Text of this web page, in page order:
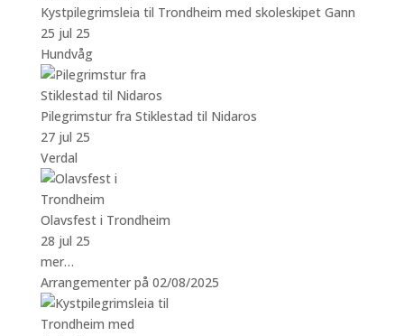
Kystpilegrimsleia til Trondheim med skoleskipet Gann
25 jul 25
Hundvåg
Pilegrimstur fra Stiklestad til Nidaros
27 jul 25
Verdal
Olavsfest i Trondheim
28 jul 25
mer…
Arrangementer på 02/08/2025